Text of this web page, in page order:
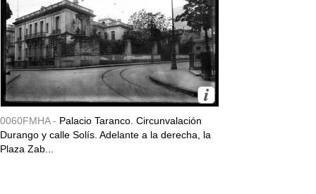
0060FMHA - Palacio Taranco. Circunvalación
Durango y calle Solís. Adelante a la derecha, la
Plaza Zab...